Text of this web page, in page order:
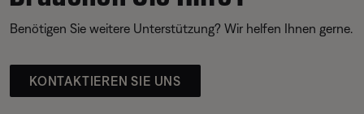
Benötigen Sie weitere Unterstützung? Wir helfen Ihnen gerne.
KONTAKTIEREN SIE UNS